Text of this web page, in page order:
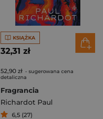
KSIĄŻKA
32,31 zł
52,90 zł - sugerowana cena
detaliczna
Fragrancia
Richardot Paul
6,5 (27)